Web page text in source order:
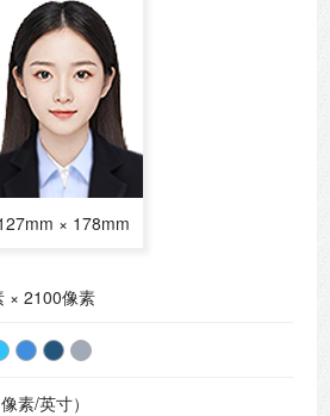
× 178mm
× 2100像素
素/英寸）